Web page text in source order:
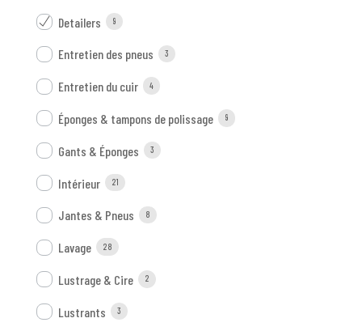
Detailers 9
Entretien des pneus 3
Entretien du cuir 4
Éponges & tampons de polissage 9
Gants & Éponges 3
Intérieur 21
Jantes & Pneus 8
Lavage 28
Lustrage & Cire 2
Lustrants 3